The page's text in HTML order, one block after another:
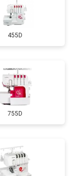
455D
755D